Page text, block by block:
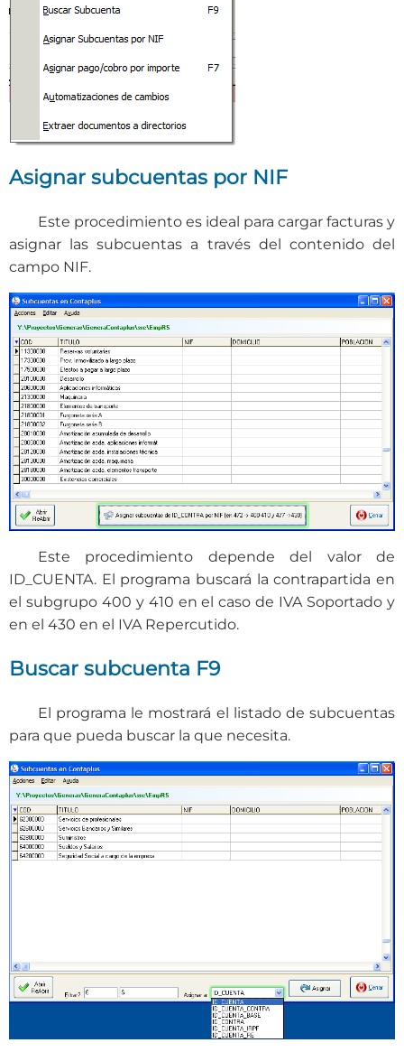
Asignar subcuentas por NIF
Este procedimiento es ideal para cargar facturas y
asignar las subcuentas a través del contenido del
campo NIF.
Este procedimiento depende del valor de
ID_CUENTA. El programa buscará la contrapartida en
el subgrupo 400 y 410 en el caso de IVA Soportado y
en el 430 en el IVA Repercutido.
Buscar subcuenta F9
El programa le mostrará el listado de subcuentas
para que pueda buscar la que necesita.​